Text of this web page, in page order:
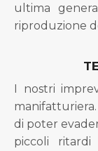
ultima
riproduzione
I nostri
di poter
piccoli ritardi